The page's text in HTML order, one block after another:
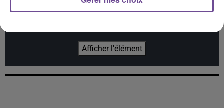
souhaitez l'afficher, merci de nous donner votre accord
Afficher l'élément